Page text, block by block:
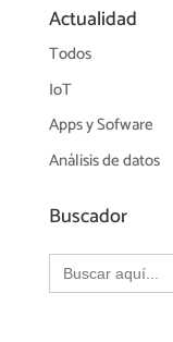
Actualidad
Todos
IoT
Apps y Sofware
Análisis de datos
Buscador
Buscar: